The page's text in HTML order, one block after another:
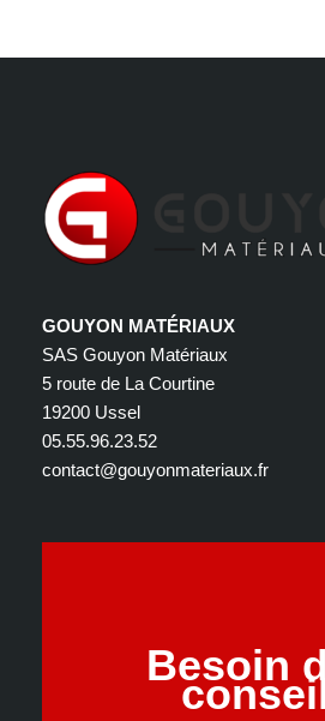
GOUYON MATÉRIAUX
SAS Gouyon Matériaux
5 route de La Courtine
19200 Ussel
05.55.96.23.52
contact@gouyonmateriaux.fr
Besoin